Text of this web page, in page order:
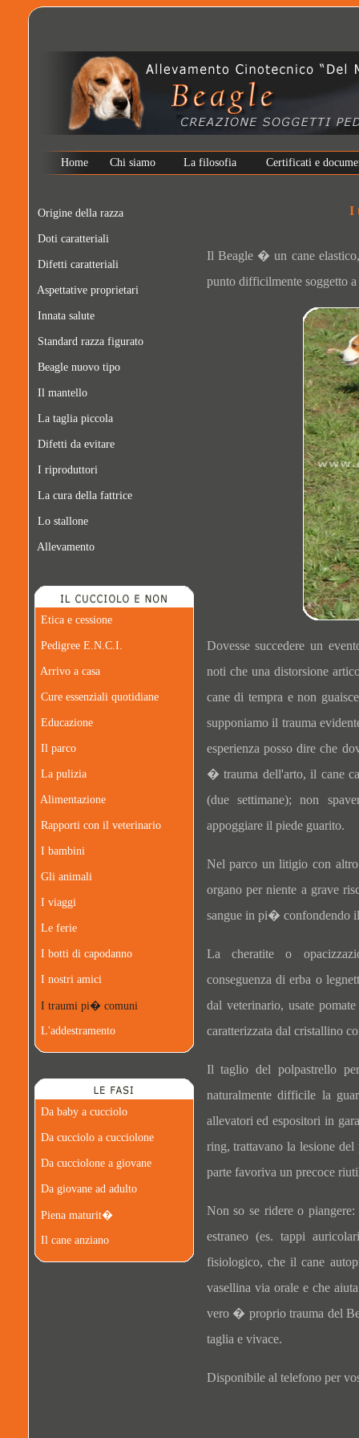
Home Chi siamo La filosofia Certificati e
Origine della razza
Doti caratteriali
Difetti caratteriali
Aspettative proprietari
Innata salute
Standard razza figurato
Beagle nuovo tipo
Il mantello
La taglia piccola
Difetti da evitare
I riproduttori
La cura della fattrice
Lo stallone
Allevamento
Etica e cessione
Pedigree E.N.C.I.
Arrivo a casa
Cure essenziali quotidiane
Educazione
Il parco
La pulizia
Alimentazione
Rapporti con il veterinario
I bambini
Gli animali
I viaggi
Le ferie
I botti di capodanno
I nostri amici
I traumi pi� comuni
L'addestramento
Da baby a cucciolo
Da cucciolo a cucciolone
Da cucciolone a giovane
Da giovane ad adulto
Piena maturit�
Il cane anziano
I
Il Beagle � un cane
punto difficilmente soggetto
Dovesse succedere un
noti che una distorsione
cane di tempra e non
supponiamo il trauma
esperienza posso dire che
� trauma dell'arto, il cane
(due settimane); non
appoggiare il piede guarito.
Nel parco un litigio con
organo per niente a grave
sangue in pi� confondendo
La cheratite o
conseguenza di erba o
dal veterinario, usate
caratterizzata dal cristallino
Il taglio del polpastrello
naturalmente difficile la
allevatori ed espositori in
ring, trattavano la lesione
parte favoriva un precoce
Non so se ridere o
estraneo (es. tappi
fisiologico, che il cane
vasellina via orale e che
vero � proprio trauma del
taglia e vivace.
Disponibile al telefono per